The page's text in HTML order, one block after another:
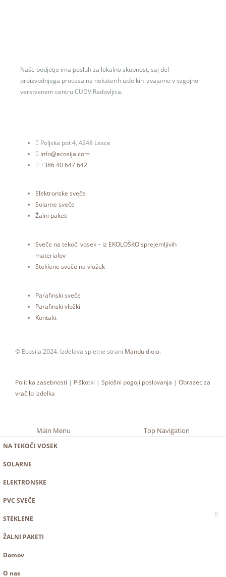
Naše podjetje ima posluh za lokalno skupnost, saj del
proizvodnjega procesa na nekaterih izdelkih izvajamo v vzgojno
varstvenem centru CUDV Radovljica.
Poljska pot 4, 4248 Lesce
info@ecosija.com
+386 40 647 642
Elektronske sveče
Solarne sveče
Žalni paketi
Sveče na tekoči vosek – iz EKOLOŠKO sprejemljivih
materialov
Steklene sveče na vložek
Parafinski sveče
Parafinski vložki
Kontakt
© Ecosija 2024. Izdelava spletne strani Mandu d.o.o.
Politika zasebnosti | Piškotki | Splošni pogoji poslovanja | Obrazec za
vračilo izdelka
Main Menu Top Navigation
NA TEKOČI VOSEK
SOLARNE
ELEKTRONSKE
PVC SVEČE
STEKLENE
ŽALNI PAKETI
Domov
O nas